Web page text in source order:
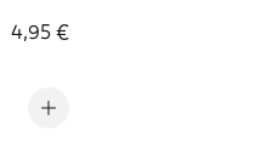
4,95 €